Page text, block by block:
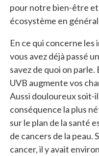
pour notre bien-être
écosystème en
En ce qui concerne les
vous avez déjà passé
savez de quoi on
UVB augmente vos
Aussi douloureux soit-
conséquence la plus
sur le plan de la santé
de cancers de la peau.
cancer, il y avait